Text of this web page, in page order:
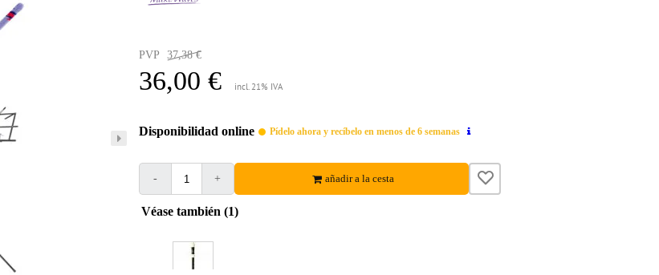
PVP 37,38 €
36,00 € incl. 21% IVA
Disponibilidad online Pídelo ahora y recíbelo en menos de 6 semanas
- + añadir a la cesta
Véase también (1)